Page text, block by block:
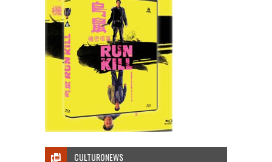
CULTURONEWS